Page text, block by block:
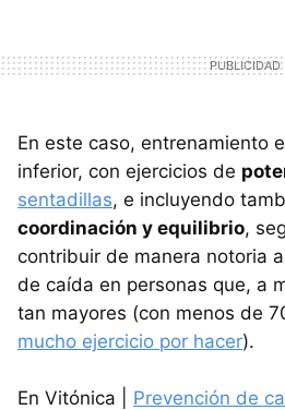
En este caso, entrenamiento
inferior, con ejercicios de
sentadillas, e incluyendo
coordinación y equilibrio,
contribuir de manera notoria
de caída en personas que, a
tan mayores (con menos de
mucho ejercicio por hacer).
En Vitónica | Prevención de